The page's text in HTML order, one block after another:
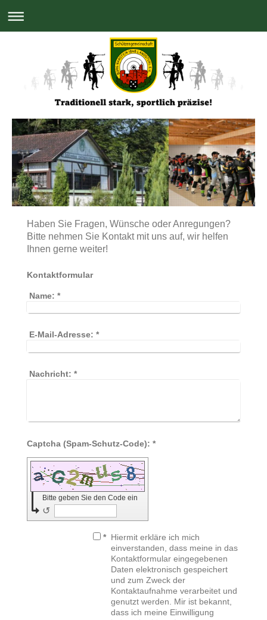
Haben Sie Fragen, Wünsche oder Anregungen?
Bitte nehmen Sie Kontakt mit uns auf, wir helfen
Ihnen gerne weiter!
Kontaktformular
Name: *
E-Mail-Adresse: *
Nachricht: *
Captcha (Spam-Schutz-Code): *
Bitte geben Sie den Code ein
↺
* Hiermit erkläre ich mich
einverstanden, dass meine in das
Kontaktformular eingegebenen
Daten elektronisch gespeichert
und zum Zweck der
Kontaktaufnahme verarbeitet und
genutzt werden. Mir ist bekannt,
dass ich meine Einwilligung